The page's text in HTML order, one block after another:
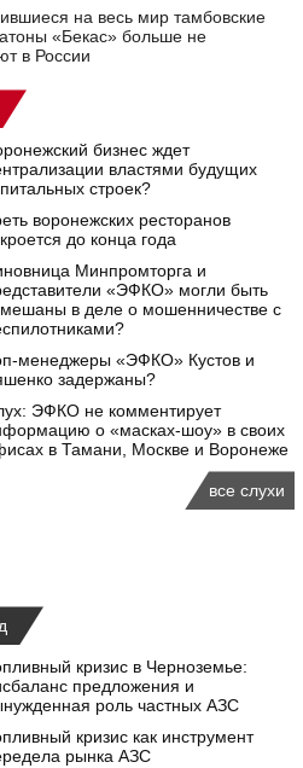
на весь мир тамбовские
«Бекас» больше не
в России
бизнес ждет
властями будущих
строек?
воронежских ресторанов
до конца года
Минпромторга и
«ЭФКО» могли быть
в деле о мошенничестве с
менеджеры «ЭФКО» Кустов и
задержаны?
ЭФКО не комментирует
о «масках-шоу» в своих
в Тамани, Москве и Воронеже
все слухи
кризис в Черноземье:
предложения и
роль частных АЗС
кризис как инструмент
рынка АЗС